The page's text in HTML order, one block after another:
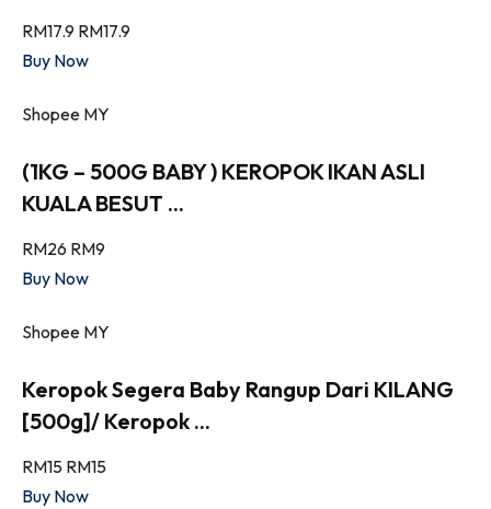
RM17.9 RM17.9
Buy Now
Shopee MY
(1KG – 500G BABY ) KEROPOK IKAN ASLI
KUALA BESUT ...
RM26 RM9
Buy Now
Shopee MY
Keropok Segera Baby Rangup Dari KILANG
[500g]/ Keropok ...
RM15 RM15
Buy Now